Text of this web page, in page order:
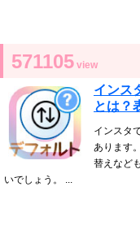
571105 view
インス
とは？
インスタ
あります
替えなど
いでしょう。 ...